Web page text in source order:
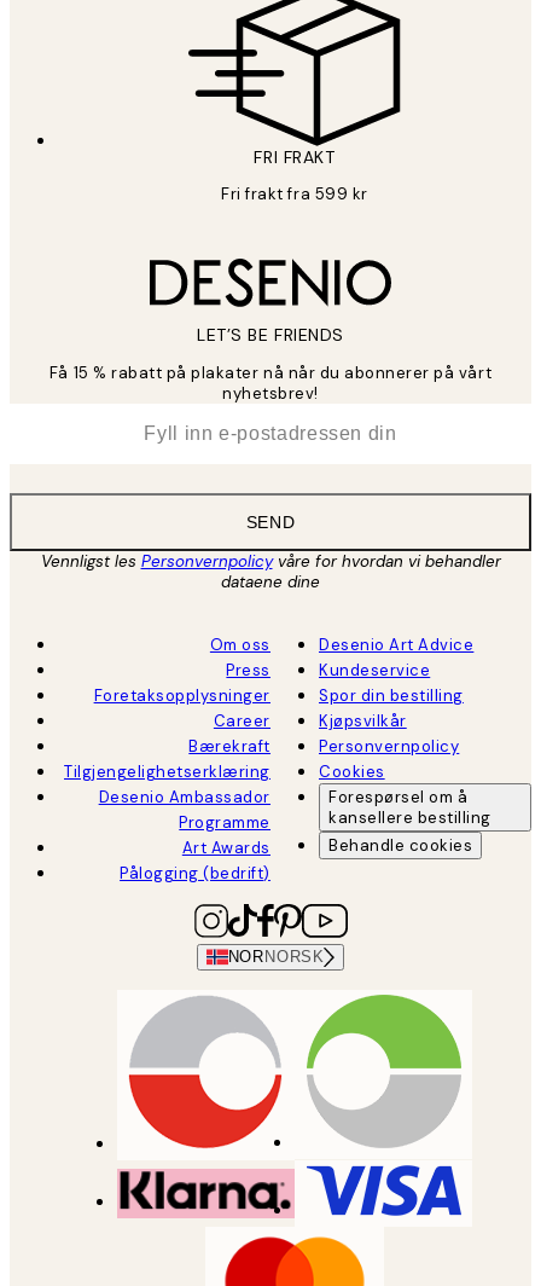
FRI FRAKT
Fri frakt fra 599 kr
LET’S BE FRIENDS
Få 15 % rabatt på plakater nå når du abonnerer på vårt
nyhetsbrev!
SEND
Vennligst les Personvernpolicyvåre for hvordan vi behandler
dataene dine
Om oss
Press
Foretaksopplysninger
Career
Bærekraft
Tilgjengelighetserklæring
Desenio Ambassador
Programme
Art Awards
Pålogging (bedrift)
Desenio Art Advice
Kundeservice
Spor din bestilling
Kjøpsvilkår
Personvernpolicy
Cookies
Forespørsel om å
kansellere bestilling
Behandle cookies
NOR NORSK